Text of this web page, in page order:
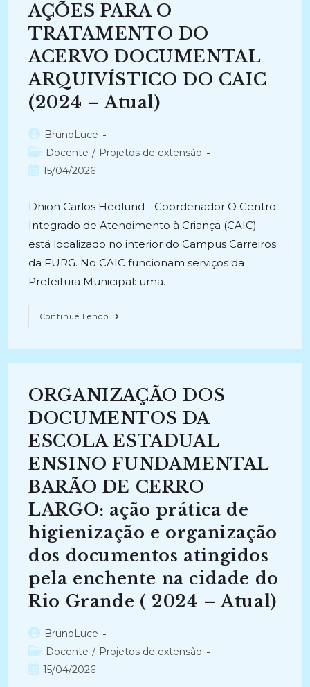
INSTITUTO
ESTADUAL
DE
EDUCAÇÃO
JUVENAL
MULLER
(2026
–
Atual)
AÇÕES PARA O
TRATAMENTO DO
ACERVO DOCUMENTAL
ARQUIVÍSTICO DO CAIC
(2024 – Atual)
Autor
do
post:
BrunoLuce
Categoria
do
Docente / Projetos de extensão
Post15/04/2026
Dhion Carlos Hedlund - Coordenador O Centro
Integrado de Atendimento à Criança (CAIC)
está localizado no interior do Campus Carreiros
da FURG. No CAIC funcionam serviços da
Prefeitura Municipal: uma…
Continue Lendo AÇÕES
PARA
ACERVO
ARQUIVÍSTICO
DO
CAIC
(2024
–
Atual)
ORGANIZAÇÃO DOS
DOCUMENTOS DA
ESCOLA ESTADUAL
ENSINO FUNDAMENTAL
BARÃO DE CERRO
LARGO: ação prática de
higienização e organização
dos documentos atingidos
pela enchente na cidade do
Rio Grande ( 2024 – Atual)
Autor
do
post:
BrunoLuce
Categoria
do
Docente / Projetos de extensão
Post15/04/2026